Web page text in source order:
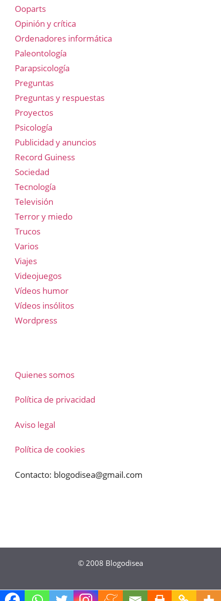
Ooparts
Opinión y crítica
Ordenadores informática
Paleontología
Parapsicología
Preguntas
Preguntas y respuestas
Proyectos
Psicología
Publicidad y anuncios
Record Guiness
Sociedad
Tecnología
Televisión
Terror y miedo
Trucos
Varios
Viajes
Videojuegos
Vídeos humor
Vídeos insólitos
Wordpress
Quienes somos
Política de privacidad
Aviso legal
Política de cookies
Contacto: blogodisea@gmail.com
© 2008 Blogodisea